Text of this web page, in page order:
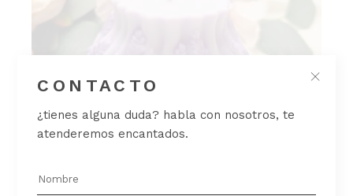
VELA CAMPOS DE LAVANDA
CONTACTO
¿tienes alguna duda? habla con nosotros, te
atenderemos encantados.